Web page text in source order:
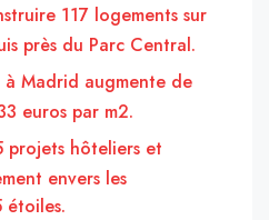
117 logements sur
près du Parc Central.
Madrid augmente de
euros par m2.
projets hôteliers et
envers les
étoiles.